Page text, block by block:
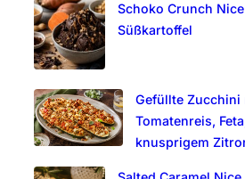
Schoko Crunch
Süßkartoffel
Gefüllte
Tomatenreis,
knusprigem